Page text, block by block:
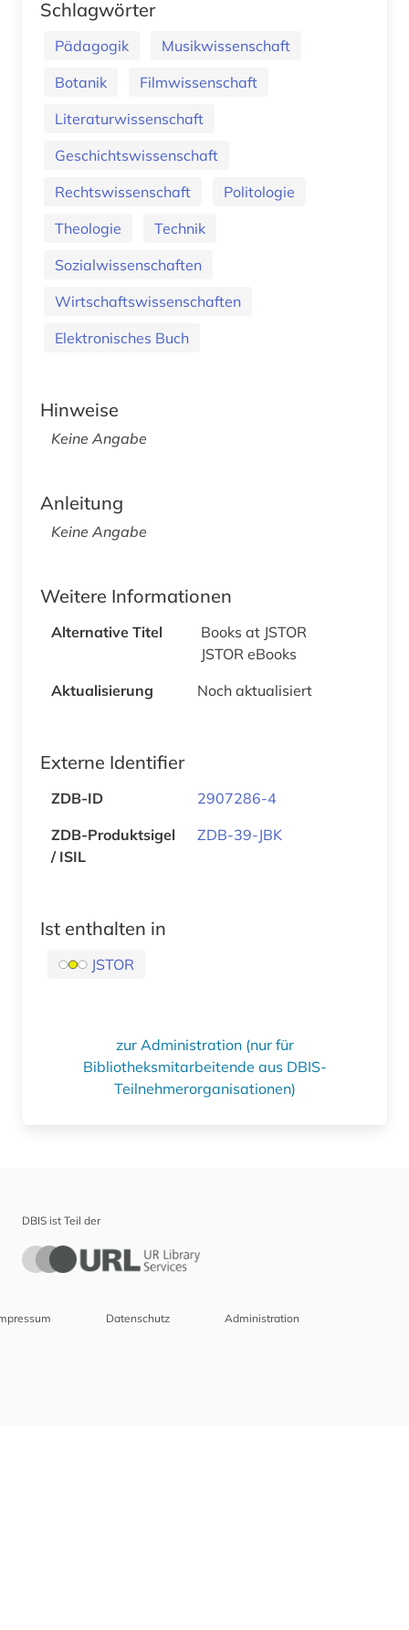
Schlagwörter
Pädagogik
Musikwissenschaft
Botanik
Filmwissenschaft
Literaturwissenschaft
Geschichtswissenschaft
Rechtswissenschaft
Politologie
Theologie
Technik
Sozialwissenschaften
Wirtschaftswissenschaften
Elektronisches Buch
Hinweise
Keine Angabe
Anleitung
Keine Angabe
Weitere Informationen
Alternative Titel
Books at JSTOR
JSTOR eBooks
Aktualisierung
Noch aktualisiert
Externe Identifier
ZDB-ID
2907286-4
ZDB-Produktsigel
/ ISIL
ZDB-39-JBK
Ist enthalten in
JSTOR
zur Administration (nur für
Bibliotheksmitarbeitende aus DBIS-
Teilnehmerorganisationen)
DBIS ist Teil der
Datenschutz Administration